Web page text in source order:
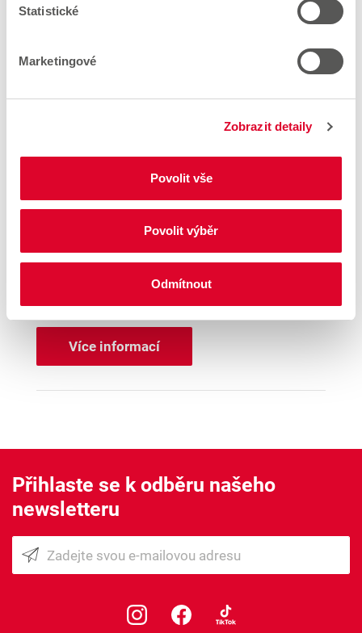
Statistické
Marketingové
Zobrazit detaily
Povolit vše
Povolit výběr
Odmítnout
Woolworth – Praha 6
Fajtlova 1090/1
Vzdálenost
Otevření
Nové otevření na 24. září 2026
Nápověda
Více informací
Přihlaste se k odběru našeho
newsletteru